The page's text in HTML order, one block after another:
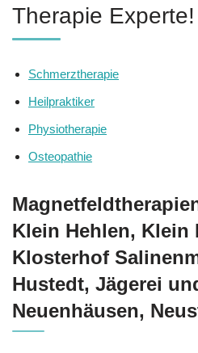
Therapie Experte!
Schmerztherapie
Heilpraktiker
Physiotherapie
Osteopathie
Klein Hehlen, Klein
Klosterhof
Hustedt, Jägerei
Neuenhäusen,